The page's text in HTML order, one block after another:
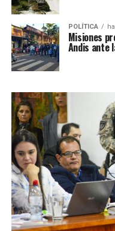
POLÍTICA
Misiones
Andis ante